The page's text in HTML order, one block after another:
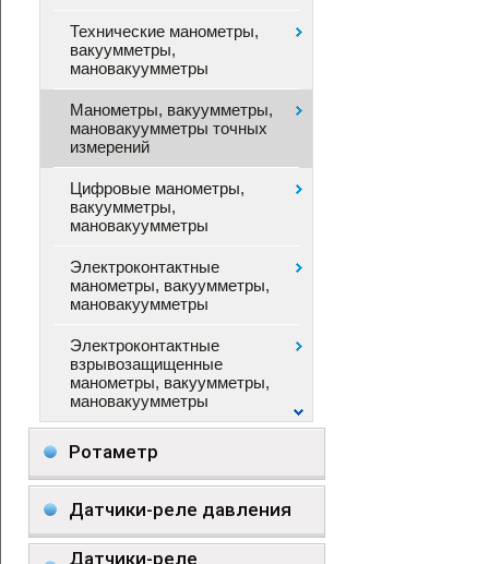
Технические манометры,
вакуумметры,
мановакуумметры
Манометры, вакуумметры,
мановакуумметры точных
измерений
Цифровые манометры,
вакуумметры,
мановакуумметры
Электроконтактные
манометры, вакуумметры,
мановакуумметры
Электроконтактные
взрывозащищенные
манометры, вакуумметры,
мановакуумметры
Ротаметр
Датчики-реле давления
Датчики-реле